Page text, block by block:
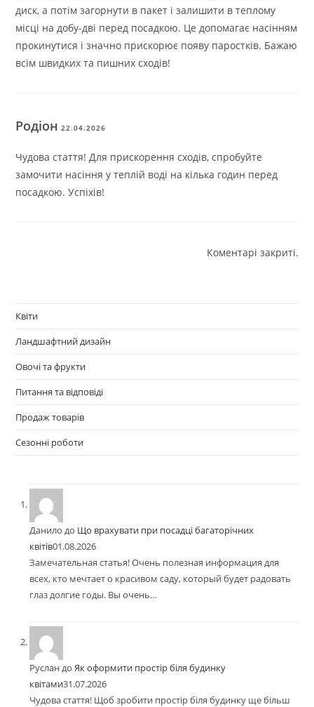
диск, а потім загорнути в пакет і залишити в теплому
місці на добу-дві перед посадкою. Це допомагає насінням
прокинутися і значно прискорює появу паростків. Бажаю
всім швидких та пишних сходів!
Родіон 22.04.2026
Чудова стаття! Для прискорення сходів, спробуйте
замочити насіння у теплій воді на кілька годин перед
посадкою. Успіхів!
Коментарі закриті.
Квіти
Ландшафтний дизайн
Овочі та фрукти
Питання та відповіді
Продаж товарів
Сезонні роботи
Данило до Що врахувати при посадці багаторічних
квітів01.08.2026
Замечательная статья! Очень полезная информация для
всех, кто мечтает о красивом саду, который будет радовать
глаз долгие годы. Вы очень…
Руслан доЯк оформити простір біля будинку
квітами31.07.2026
Чудова стаття! Щоб зробити простір біля будинку ще більш